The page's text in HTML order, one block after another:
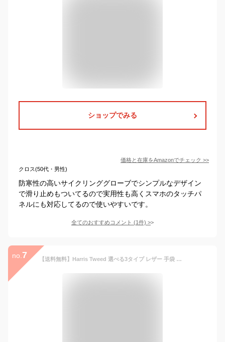
ショップでみる
価格と在庫をAmazonでチェック >>
クロス(50代・男性)
防寒性の高いサイクリンググローブでシンプルなデザイン
で滑り止めもついてるので実用性も高くスマホのタッチパ
ネルにも対応してるので使いやすいです。
全てのおすすめコメント (1件) >
no. 7 【送料無料】Harris Tweed 選べる3タイプ レザー 手袋 レディース ハリス ツイード スマホ 裏ボア グローブ リボン ラムスキン 羊革 本革 ウール 100% 毛 ボア 通学 通勤 自転車 バイク ケース付